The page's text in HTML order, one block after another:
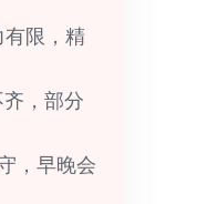
有限，精
，部分
，早晚会